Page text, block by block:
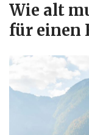
Wie alt
für einen